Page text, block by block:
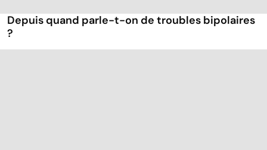
Depuis quand parle-t-on de troubles bipolaires
?